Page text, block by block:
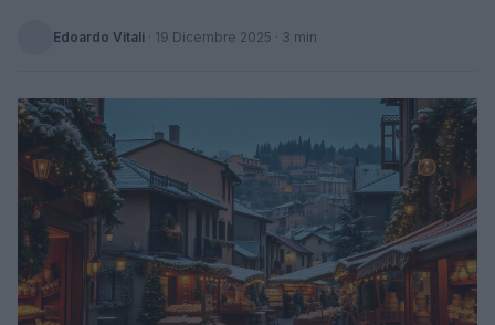
Edoardo Vitali · 19 Dicembre 2025 · 3 min